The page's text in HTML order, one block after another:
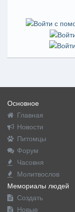
Основное
Главная
Новости
Питомцы
Форум
Часовня
Молитвослов
Мемориалы людей
Создать
Новые